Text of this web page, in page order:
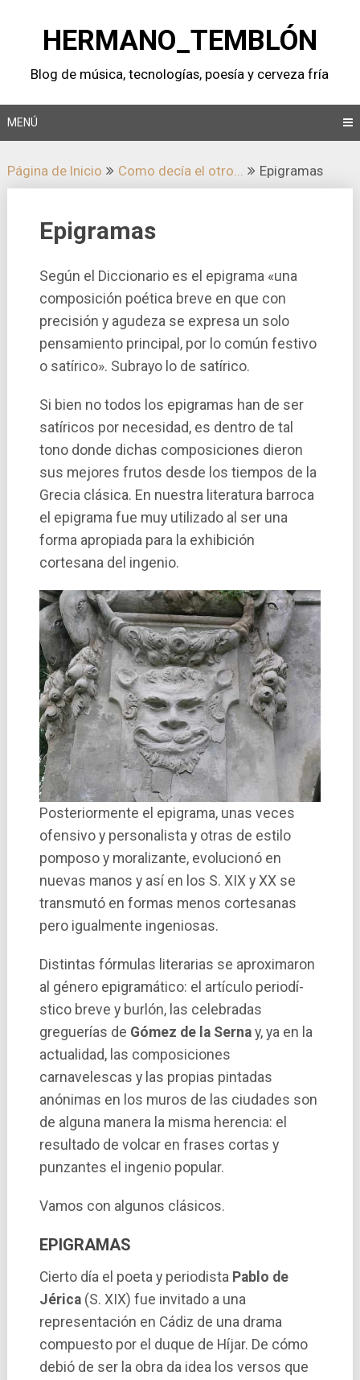
contenidoHERMANO_TEMBLÓN
Blog de música, tecnologí­as, poesí­a y cerveza frí­a
MENÚ
Página de Inicio Como decí­a el otro... Epigramas
Epigramas
Según el Diccionario es el epigrama «una
composición poética breve en que con
precisión y agudeza se expresa un solo
pensamiento principal, por lo común festivo
o satí­rico». Subrayo lo de satí­rico.
Si bien no todos los epigramas han de ser
satí­ricos por necesidad, es dentro de tal
tono donde dichas composiciones dieron
sus mejores frutos desde los tiempos de la
Grecia clásica. En nuestra literatura barroca
el epigrama fue muy utilizado al ser una
forma apropiada para la exhibición
cortesana del ingenio.
Posteriormente el epigrama, unas veces
ofensivo y personalista y otras de estilo
pomposo y moralizante, evolucionó en
nuevas manos y así­ en los S. XIX y XX se
transmutó en formas menos cortesanas
pero igualmente ingeniosas.
Distintas fórmulas literarias se aproximaron
al género epigramático: el artí­culo periodí­
stico breve y burlón, las celebradas
greguerí­as de Gómez de la Sernay, ya en la
actualidad, las composiciones
carnavelescas y las propias pintadas
anónimas en los muros de las ciudades son
de alguna manera la misma herencia: el
resultado de volcar en frases cortas y
punzantes el ingenio popular.
Vamos con algunos clásicos.
EPIGRAMAS
Cierto dí­a el poeta y periodista Pablo de
Jérica(S. XIX) fue invitado a una
representación en Cádiz de una drama
compuesto por el duque de Hí­jar. De cómo
debió de ser la obra da idea los versos que